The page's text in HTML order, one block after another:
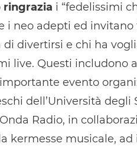
ringrazia i “fedelissimi
i neo adepti ed
di divertirsi e chi ha
live. Questi includono
evento
dell’Università
Radio, in
kermesse musicale,